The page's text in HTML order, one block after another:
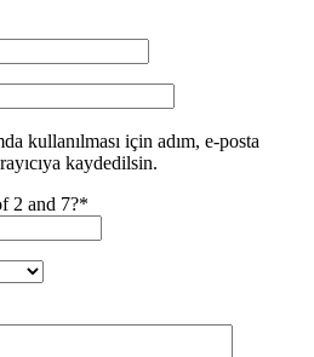
kullanılması için adım, e-posta
kaydedilsin.
2 and 7?*